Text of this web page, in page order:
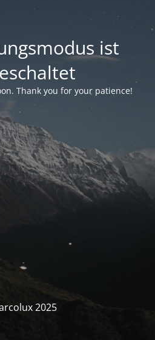
ist
Thank you for your patience!
2025